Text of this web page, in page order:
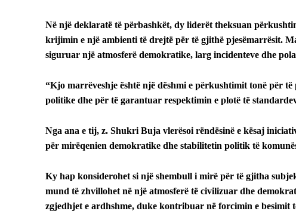
Në një deklaratë të përbashkët, dy liderët theksuan
krijimin e një ambienti të drejtë për të gjithë pjesëmarrësit.
siguruar një atmosferë demokratike, larg incidenteve dhe
“Kjo marrëveshje është një dëshmi e përkushtimit tonë për
politike dhe për të garantuar respektimin e plotë të
Nga ana e tij, z. Shukri Buja vlerësoi rëndësinë e kësaj
për mirëqenien demokratike dhe stabilitetin politik të
Ky hap konsiderohet si një shembull i mirë për të gjitha
mund të zhvillohet në një atmosferë të civilizuar dhe
zgjedhjet e ardhshme, duke kontribuar në forcimin e besimit